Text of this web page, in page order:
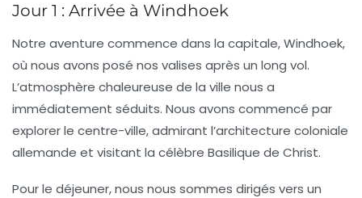
Jour 1 : Arrivée à Windhoek
Notre aventure commence dans la capitale, Windhoek,
où nous avons posé nos valises après un long vol.
L’atmosphère chaleureuse de la ville nous a
immédiatement séduits. Nous avons commencé par
explorer le centre-ville, admirant l’architecture coloniale
allemande et visitant la célèbre Basilique de Christ.
Pour le déjeuner, nous nous sommes dirigés vers un